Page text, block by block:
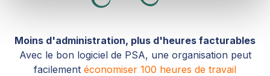
Moins d'administration, plus d'heures facturables
Avec le bon logiciel de PSA, une organisation peut
facilement économiser 100 heures de travail